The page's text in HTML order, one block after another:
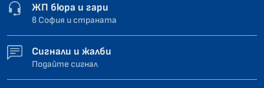
ЖП бюра и гари
в София и страната
Сигнали и жалби
Подайте сигнал